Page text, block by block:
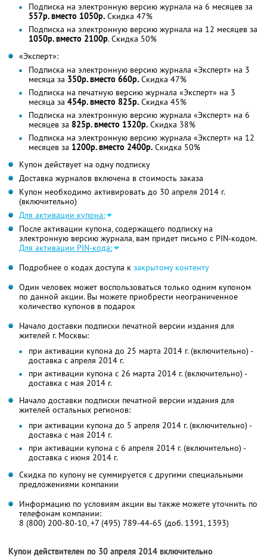
Подписка на электронную версию журнала на 6 месяцев за
557р. вместо 1050р. Скидка 47%
Подписка на электронную версию журнала на 12 месяцев за
1050р. вместо 2100р. Скидка 50%
«Эксперт»:
Подписка на электронную версию журнала «Эксперт» на 3
месяца за 350р. вместо 660р. Скидка 47%
Подписка на печатную версию журнала «Эксперт» на 3
месяца за 454р. вместо 825р. Скидка 45%
Подписка на электронную версию журнала «Эксперт» на 6
месяцев за 825р. вместо 1320р. Скидка 38%
Подписка на электронную версию журнала «Эксперт» на 12
месяцев за 1200р. вместо 2400р. Скидка 50%
Купон действует на одну подписку
Доставка журналов включена в стоимость заказа
Купон необходимо активировать до 30 апреля 2014 г.
(включительно)
Для активации купона:
После активации купона, содержащего подписку на
электронную версию журнала, вам придет письмо с PIN-кодом.
Для активации PIN-кода:
Подробнее о кодах доступа к закрытому контенту
Один человек может воспользоваться только одним купоном
по данной акции. Вы можете приобрести неограниченное
количество купонов в подарок
Начало доставки подписки печатной версии издания для
жителей г. Москвы:
при активации купона до 25 марта 2014 г. (включительно) -
доставка с апреля 2014 г.
при активации купона с 26 марта 2014 г. (включительно) -
доставка с мая 2014 г.
Начало доставки подписки печатной версии издания для
жителей остальных регионов:
при активации купона до 5 апреля 2014 г. (включительно) -
доставка с мая 2014 г.
при активации купона с 6 апреля 2014 г. (включительно) -
доставка с июня 2014 г.
Скидка по купону не суммируется с другими специальными
предложениями компании
Информацию по условиям акции вы также можете уточнить по
телефонам компании:
8 (800) 200-80-10, +7 (495) 789-44-65 (доб. 1391, 1393)
Купон действителен по 30 апреля 2014 включительно